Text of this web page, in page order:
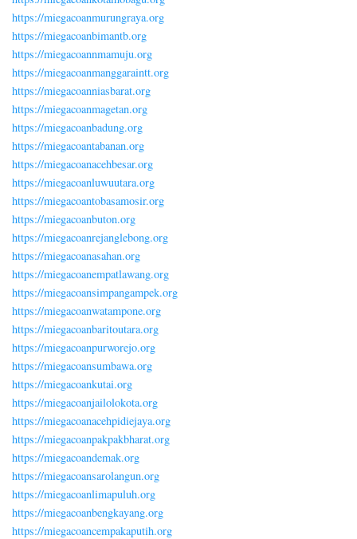
https://miegacoanmurungraya.org
https://miegacoanbimantb.org
https://miegacoannmamuju.org
https://miegacoanmanggaraintt.org
https://miegacoanniasbarat.org
https://miegacoanmagetan.org
https://miegacoanbadung.org
https://miegacoantabanan.org
https://miegacoanacehbesar.org
https://miegacoanluwuutara.org
https://miegacoantobasamosir.org
https://miegacoanbuton.org
https://miegacoanrejanglebong.org
https://miegacoanasahan.org
https://miegacoanempatlawang.org
https://miegacoansimpangampek.org
https://miegacoanwatampone.org
https://miegacoanbaritoutara.org
https://miegacoanpurworejo.org
https://miegacoansumbawa.org
https://miegacoankutai.org
https://miegacoanjailolokota.org
https://miegacoanacehpidiejaya.org
https://miegacoanpakpakbharat.org
https://miegacoandemak.org
https://miegacoansarolangun.org
https://miegacoanlimapuluh.org
https://miegacoanbengkayang.org
https://miegacoancempakaputih.org